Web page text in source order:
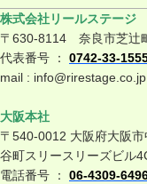
株式会社リールステージ
〒630-8114 奈良市芝辻
代表番号 ： 0742-33-
mail : info@rirestage.co.jp
大阪本社
〒540-0012 大阪府大阪
谷町スリースリーズビル
電話番号 ： 06-4309-